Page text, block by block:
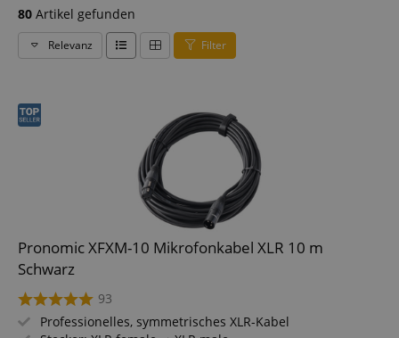
80 Artikel gefunden
Relevanz Filter
Pronomic XFXM-10 Mikrofonkabel XLR 10 m
Schwarz
93
Professionelles, symmetrisches XLR-Kabel